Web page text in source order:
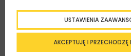
Czytelnicy z
prenumeratą lub
subskrypcją
AKCEPTUJĘ I PRZECHODZĘ
USTAWIENIA